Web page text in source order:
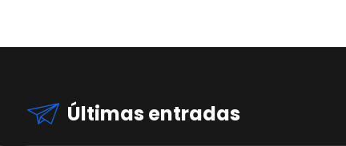
Últimas entradas